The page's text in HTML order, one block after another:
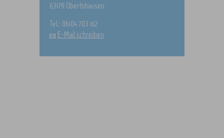
63179 Obertshausen
Tel.: 06104 703 1112
E-Mail schreiben